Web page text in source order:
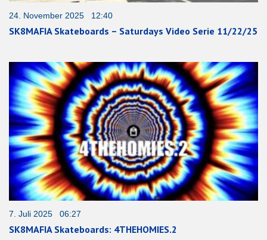
24. November 2025 12:40
SK8MAFIA Skateboards – Saturdays Video Serie 11/22/25
7. Juli 2025 06:27
SK8MAFIA Skateboards: 4THEHOMIES.2